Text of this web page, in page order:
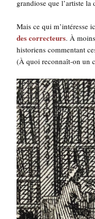
gran­diose que l’artiste la
Mais ce qui m’intéresse
des cor­rec­teurs. À
his­to­riens com­men­tant
(À quoi recon­naît-on un